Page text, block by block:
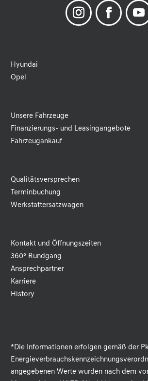
Hyundai
Opel
Unsere Fahrzeuge
Finanzierungs- und Leasingangebote
Fahrzeugankauf
Qualitätsversprechen
Terminbuchung
Werkstattersatzwagen
Kontakt und Öffnungszeiten
360° Rundgang
Ansprechpartner
Karriere
History
*Die Informationen erfolgen gemäß der
angegebenen Werte wurden nach dem